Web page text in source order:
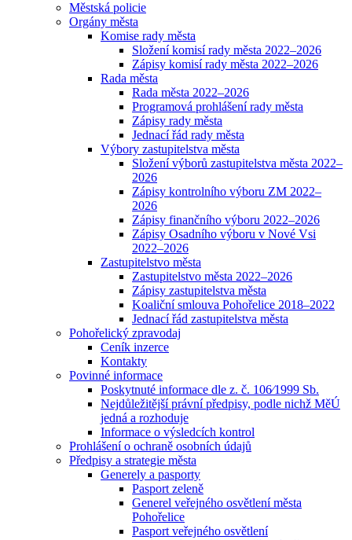
Městská policie
Orgány města
Komise rady města
Složení komisí rady města 2022–2026
Zápisy komisí rady města 2022–2026
Rada města
Rada města 2022–2026
Programová prohlášení rady města
Zápisy rady města
Jednací řád rady města
Výbory zastupitelstva města
Složení výborů zastupitelstva města 2022–
2026
Zápisy kontrolního výboru ZM 2022–
2026
Zápisy finančního výboru 2022–2026
Zápisy Osadního výboru v Nové Vsi
2022–2026
Zastupitelstvo města
Zastupitelstvo města 2022–2026
Zápisy zastupitelstva města
Koaliční smlouva Pohořelice 2018–2022
Jednací řád zastupitelstva města
Pohořelický zpravodaj
Ceník inzerce
Kontakty
Povinné informace
Poskytnuté informace dle z. č. 106⁄1999 Sb.
Nejdůležitější právní předpisy, podle nichž MěÚ
jedná a rozhoduje
Informace o výsledcích kontrol
Prohlášení o ochraně osobních údajů
Předpisy a strategie města
Generely a pasporty
Pasport zeleně
Generel veřejného osvětlení města
Pohořelice
Pasport veřejného osvětlení